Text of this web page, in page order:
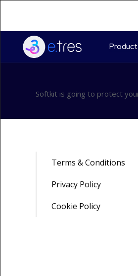
Softkit is going to protect
Terms & Conditions
Privacy Policy
Cookie Policy